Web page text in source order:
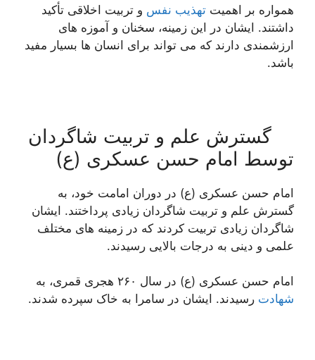
همواره بر اهمیت تهذیب نفس و تربیت اخلاقی تأکید
داشتند. ایشان در این زمینه، سخنان و آموزه های
ارزشمندی دارند که می تواند برای انسان ها بسیار مفید
باشد.
گسترش علم و تربیت شاگردان
توسط امام حسن عسکری (ع)
امام حسن عسکری (ع) در دوران امامت خود، به
گسترش علم و تربیت شاگردان زیادی پرداختند. ایشان
شاگردان زیادی تربیت کردند که در زمینه های مختلف
علمی و دینی به درجات بالایی رسیدند.
امام حسن عسکری (ع) در سال ۲۶۰ هجری قمری، به
شهادت رسیدند. ایشان در سامرا به خاک سپرده شدند.